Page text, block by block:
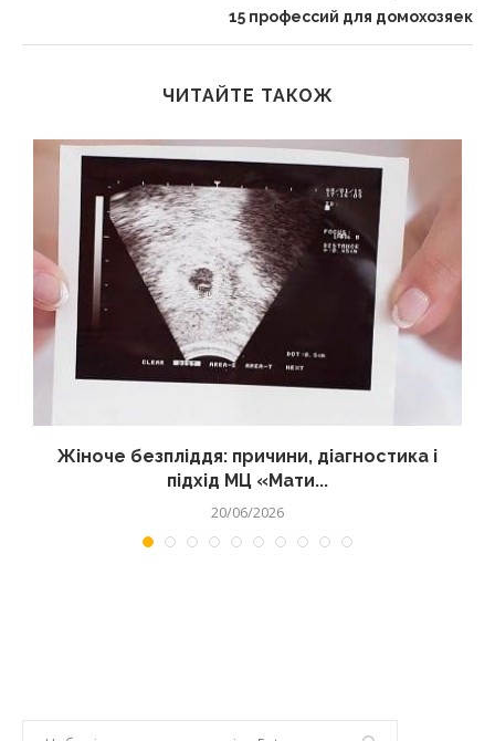
15 профессий для домохозяек
ЧИТАЙТЕ ТАКОЖ
Жіноче безпліддя: причини, діагностика і
підхід МЦ «Мати...
20/06/2026